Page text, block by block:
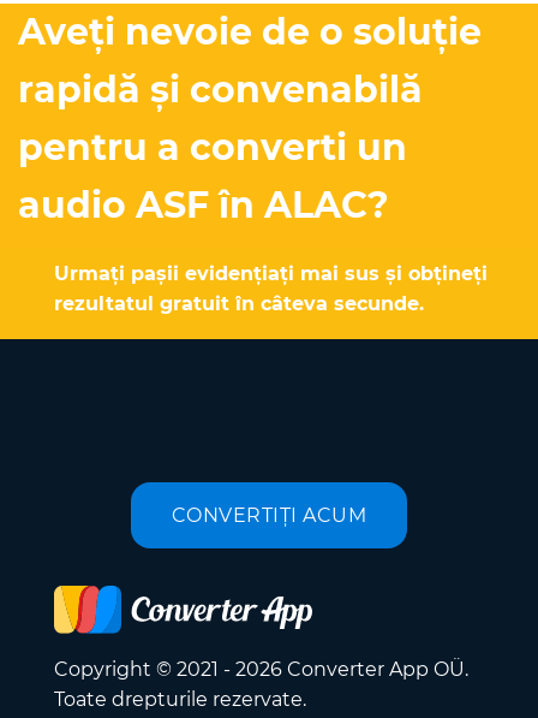
Aveți nevoie de o soluție
rapidă și convenabilă
pentru a converti un
audio ASF în ALAC?
Urmați pașii evidențiați mai sus și obțineți
rezultatul gratuit în câteva secunde.
CONVERTIȚI ACUM
Copyright © 2021 - 2026 Converter App OÜ.
Toate drepturile rezervate.